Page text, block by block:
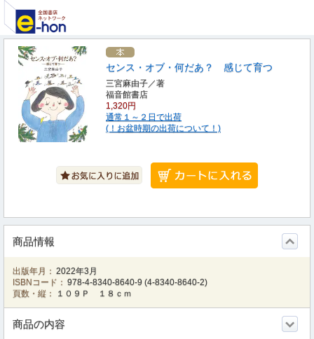
センス・オブ・何だあ？ 感じて育つ
三宮麻由子／著
福音館書店
1,320円
通常１～２日で出荷
(！お盆時期の出荷について！)
商品情報
出版年月： 2022年3月
ISBNコード： 978-4-8340-8640-9 (4-8340-8640-2)
頁数・縦：
１０９Ｐ １８ｃｍ
商品の内容